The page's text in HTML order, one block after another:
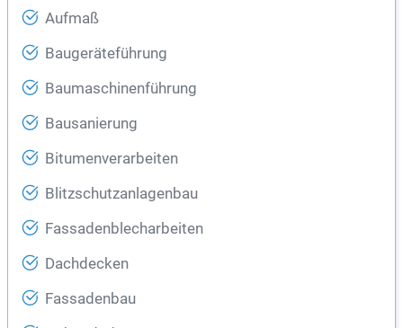
Aufmaß
Baugeräteführung
Baumaschinenführung
Bausanierung
Bitumenverarbeiten
Blitzschutzanlagenbau
Fassadenblecharbeiten
Dachdecken
Fassadenbau